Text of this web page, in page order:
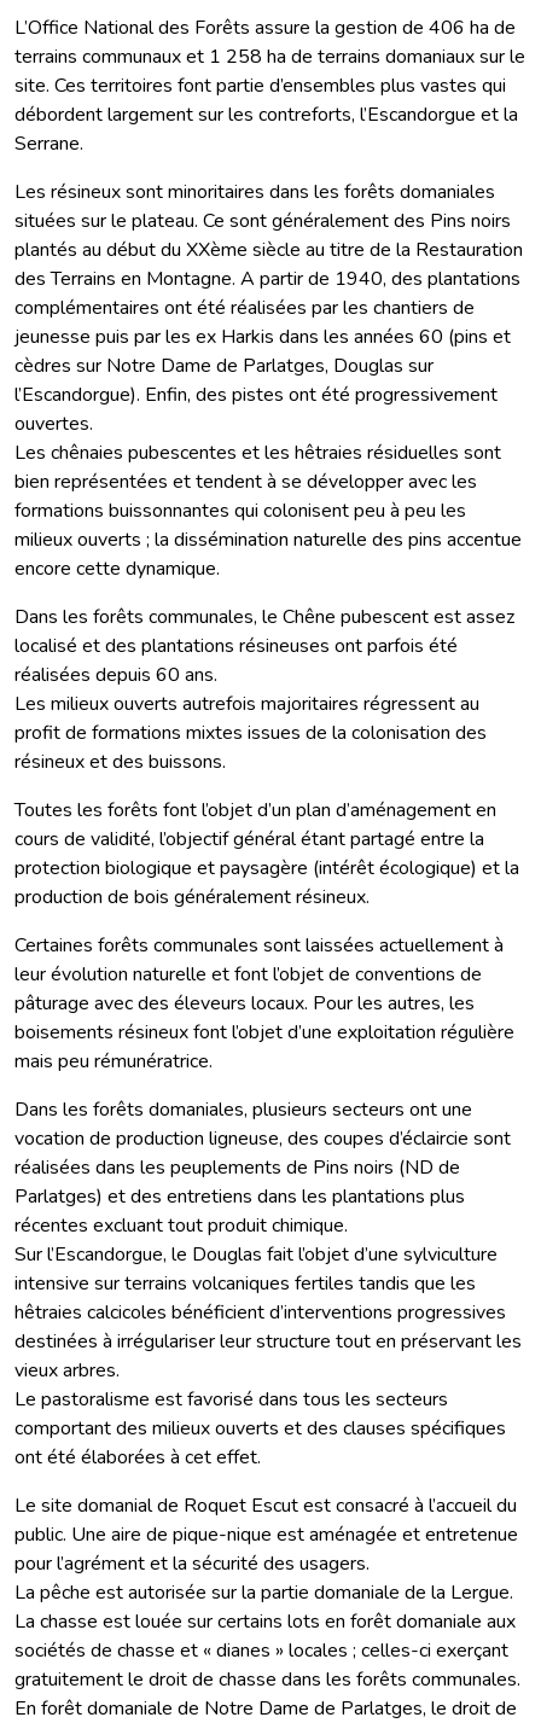
L’Office National des Forêts assure la gestion de 406 ha de
terrains communaux et 1 258 ha de terrains domaniaux sur le
site. Ces territoires font partie d’ensembles plus vastes qui
débordent largement sur les contreforts, l’Escandorgue et la
Serrane.
Les résineux sont minoritaires dans les forêts domaniales
situées sur le plateau. Ce sont généralement des Pins noirs
plantés au début du XXème siècle au titre de la Restauration
des Terrains en Montagne. A partir de 1940, des plantations
complémentaires ont été réalisées par les chantiers de
jeunesse puis par les ex Harkis dans les années 60 (pins et
cèdres sur Notre Dame de Parlatges, Douglas sur
l’Escandorgue). Enfin, des pistes ont été progressivement
ouvertes.
Les chênaies pubescentes et les hêtraies résiduelles sont
bien représentées et tendent à se développer avec les
formations buissonnantes qui colonisent peu à peu les
milieux ouverts ; la dissémination naturelle des pins accentue
encore cette dynamique.
Dans les forêts communales, le Chêne pubescent est assez
localisé et des plantations résineuses ont parfois été
réalisées depuis 60 ans.
Les milieux ouverts autrefois majoritaires régressent au
profit de formations mixtes issues de la colonisation des
résineux et des buissons.
Toutes les forêts font l’objet d’un plan d’aménagement en
cours de validité, l’objectif général étant partagé entre la
protection biologique et paysagère (intérêt écologique) et la
production de bois généralement résineux.
Certaines forêts communales sont laissées actuellement à
leur évolution naturelle et font l’objet de conventions de
pâturage avec des éleveurs locaux. Pour les autres, les
boisements résineux font l’objet d’une exploitation régulière
mais peu rémunératrice.
Dans les forêts domaniales, plusieurs secteurs ont une
vocation de production ligneuse, des coupes d’éclaircie sont
réalisées dans les peuplements de Pins noirs (ND de
Parlatges) et des entretiens dans les plantations plus
récentes excluant tout produit chimique.
Sur l’Escandorgue, le Douglas fait l’objet d’une sylviculture
intensive sur terrains volcaniques fertiles tandis que les
hêtraies calcicoles bénéficient d’interventions progressives
destinées à irrégulariser leur structure tout en préservant les
vieux arbres.
Le pastoralisme est favorisé dans tous les secteurs
comportant des milieux ouverts et des clauses spécifiques
ont été élaborées à cet effet.
Le site domanial de Roquet Escut est consacré à l’accueil du
public. Une aire de pique-nique est aménagée et entretenue
pour l’agrément et la sécurité des usagers.
La pêche est autorisée sur la partie domaniale de la Lergue.
La chasse est louée sur certains lots en forêt domaniale aux
sociétés de chasse et « dianes » locales ; celles-ci exerçant
gratuitement le droit de chasse dans les forêts communales.
En forêt domaniale de Notre Dame de Parlatges, le droit de